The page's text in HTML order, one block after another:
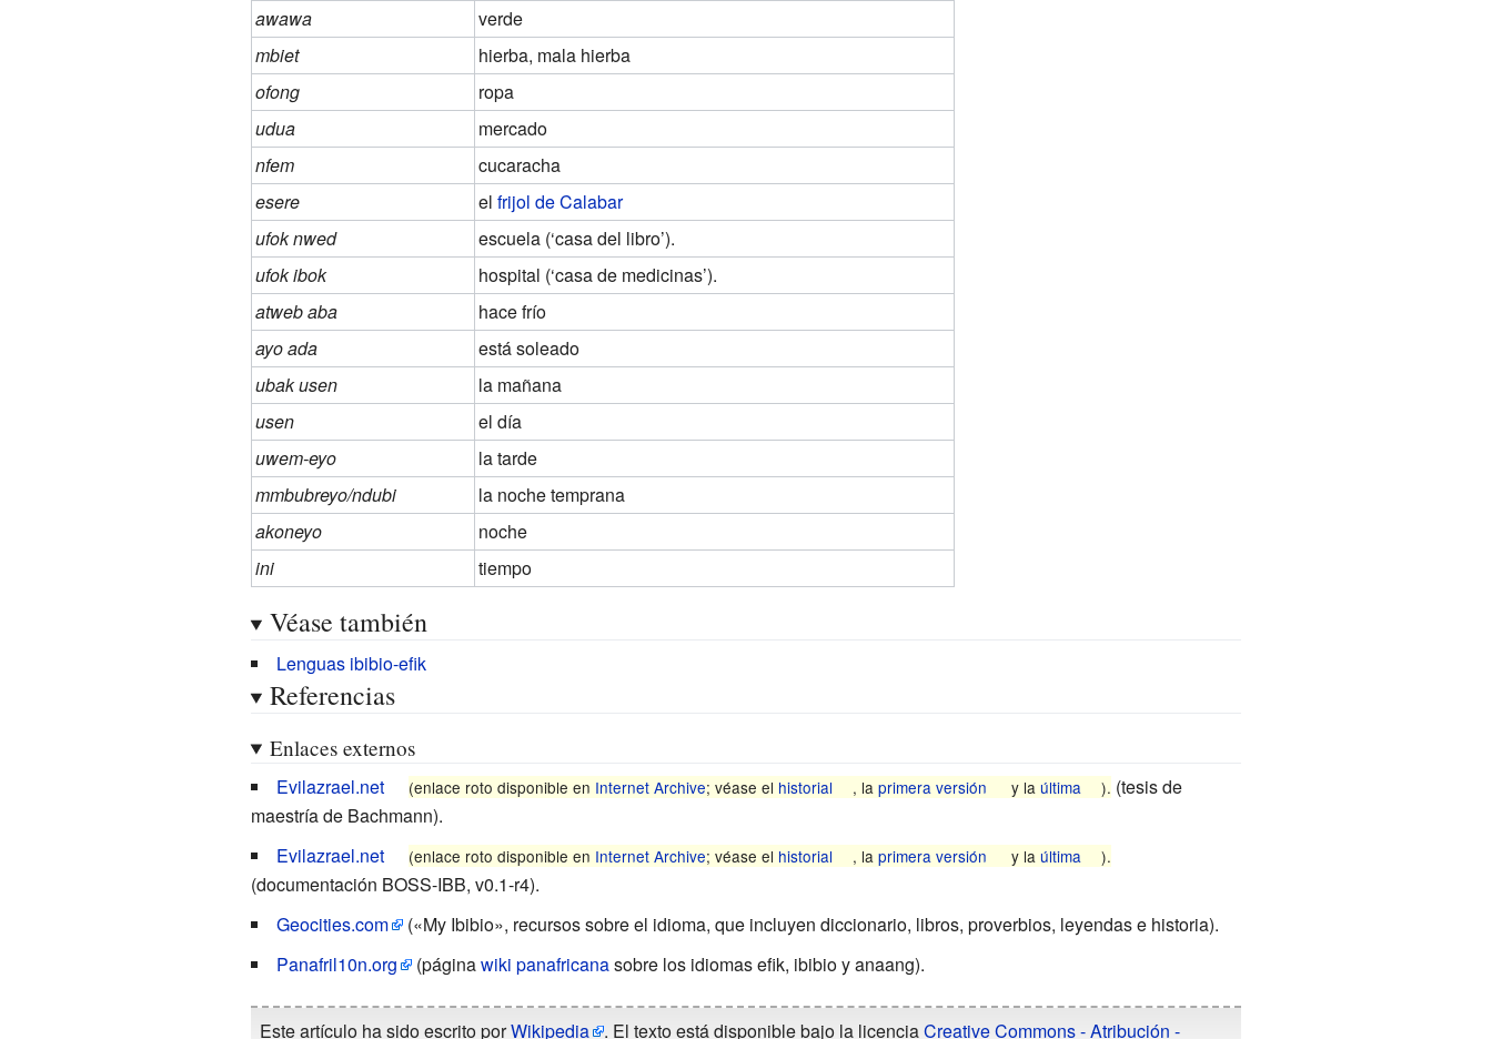
awawa
verde
mbiet
hierba, mala hierba
ofong
ropa
udua
mercado
nfem
cucaracha
esere
el frijol de Calabar
ufok nwed
escuela (‘casa del libro’).
ufok ibok
hospital (‘casa de medicinas’).
atweb aba
hace frío
ayo ada
está soleado
ubak usen
la mañana
usen
el día
uwem-eyo
la tarde
mmbubreyo/ndubi
la noche temprana
akoneyo
noche
ini
tiempo
Véase también
Lenguas ibibio-efik
Referencias
Enlaces externos
Evilazrael.net (enlace roto disponible en Internet Archive; véase el historial , la primera versión y la última ). (tesis de
maestría de Bachmann).
Evilazrael.net
(enlace roto disponible en Internet Archive; véase el historial , la primera versión y la última ).
(documentación BOSS-IBB, v0.1-r4).
Geocities.com («My Ibibio», recursos sobre el idioma, que incluyen diccionario, libros, proverbios, leyendas e historia).
Panafril10n.org (páginawiki panafricanasobre los idiomasefik, ibibio yanaang).
Este artículo ha sido escrito porWikipedia . El texto está disponible bajo la licenciaCreative Commons - Atribución -